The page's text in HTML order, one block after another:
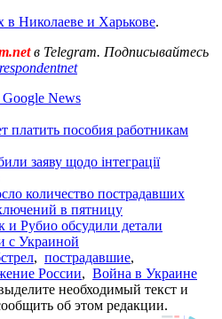
в Николаеве и Харькове.
в Telegram. Подписывайтесь
News
платить пособия работникам
заяву щодо інтеграції
количество пострадавших
в пятницу
и Рубио обсудили детали
с Украиной
, пострадавшие,
России, Война в Украине
необходимый текст и
об этом редакции.